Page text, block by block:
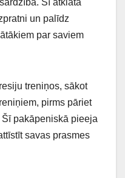
Šī atklātā
un palīdz
par saviem
treniņos, sākot
pirms pāriet
pakāpeniskā pieeja
savas prasmes